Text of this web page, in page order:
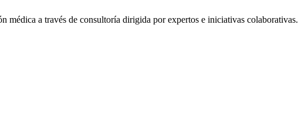
médica a través de consultoría dirigida por expertos e iniciativas colaborativas.